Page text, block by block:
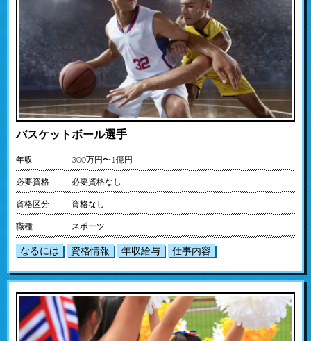
バスケットボール選手
年収 300万円〜1億円
必要資格 必要資格なし
資格区分 資格なし
職種 スポーツ
なるには 資格情報 年収給与 仕事内容